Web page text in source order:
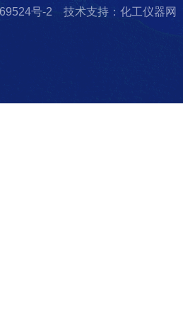
号-2
技术支持：化工仪器网